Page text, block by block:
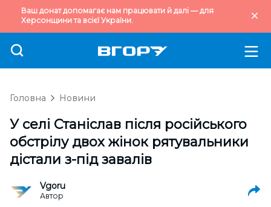
Ваш донат допомагає нам працювати й далі — для
Херсонщини та всієї України.
Головна Новини
У селі Станіслав після російського
обстрілу двох жінок рятувальники
дістали з-під завалів
Vgoru
Автор